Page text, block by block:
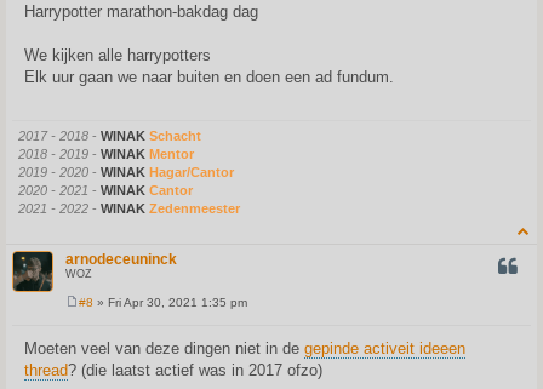
t
Harrypotter marathon-bakdag dag
We kijken alle harrypotters
Elk uur gaan we naar buiten en doen een ad fundum.
2017 - 2018 - WINAK Schacht
2018 - 2019 - WINAK Mentor
2019 - 2020 - WINAK Hagar/Cantor
2020 - 2021 - WINAK Cantor
2021 - 2022 - WINAK Zedenmeester
arnodeceuninck
WOZ
#8 » Fri Apr 30, 2021 1:35 pm
Moeten veel van deze dingen niet in de gepinde activeit ideeen
thread? (die laatst actief was in 2017 ofzo)